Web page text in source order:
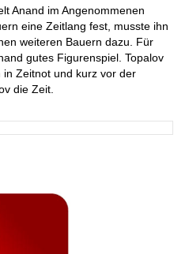
Anand im Angenommenen
eine Zeitlang fest, musste ihn
weiteren Bauern dazu. Für
gutes Figurenspiel. Topalov
Zeitnot und kurz vor der
die Zeit.